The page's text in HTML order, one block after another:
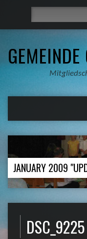
GEMEINDE
JANUARY 2009
DSC_9225